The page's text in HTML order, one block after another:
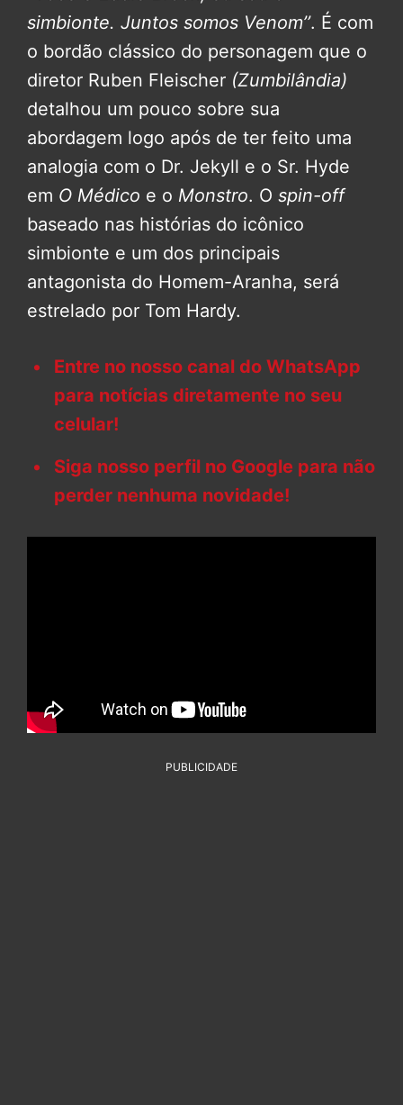
simbionte. Juntos somos Venom’’. É com
o bordão clássico do personagem que o
diretor Ruben Fleischer (Zumbilândia)
detalhou um pouco sobre sua
abordagem logo após de ter feito uma
analogia com o Dr. Jekyll e o Sr. Hyde
em O Médico e o Monstro. O spin-off
baseado nas histórias do icônico
simbionte e um dos principais
antagonista do Homem-Aranha, será
estrelado por Tom Hardy.
Entre no nosso canal do WhatsApp
para notícias diretamente no seu
celular!
Siga nosso perfil no Google para não
perder nenhuma novidade!
PUBLICIDADE